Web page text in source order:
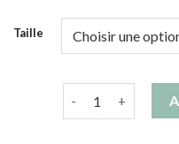
Taille
quantité de